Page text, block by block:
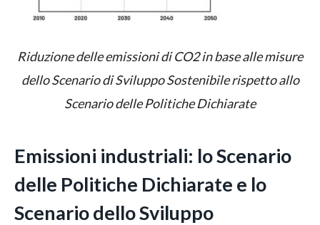
Riduzione delle emissioni di CO2 in base alle misure
dello Scenario di Sviluppo Sostenibile rispetto allo
Scenario delle Politiche Dichiarate
Emissioni industriali: lo Scenario
delle Politiche Dichiarate e lo
Scenario dello Sviluppo